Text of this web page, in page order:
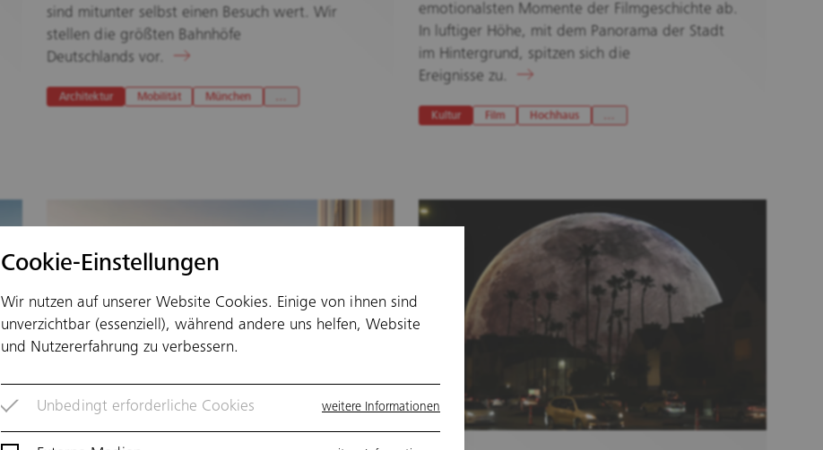
Cookie-Einstellungen
Wir nutzen auf unserer Website Cookies. Einige von ihnen sind
unverzichtbar (essenziell), während andere uns helfen, Website
und Nutzererfahrung zu verbessern.
Unbedingt erforderliche Cookies weitere Informationen
sind mitunter selbst einen Besuch wert. Wir
stellen die größten Bahnhöfe
Deutschlands vor.
Architektur Mobilität München
emotionalsten Momente der Filmgeschichte ab.
In luftiger Höhe, mit dem Panorama der Stadt
im Hintergrund, spitzen sich die
Ereignisse zu.
Kultur Film Hochhaus